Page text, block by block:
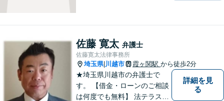
顔や笑顔、感謝のお言葉が私
の喜びです。お困りの際はお
早めにご相談ください！【完
全個室対応】
佐藤 寛太 弁護士
佐藤寛太法律事務所
埼玉県| 川越市 霞ヶ関駅 から徒歩2分
★埼玉県川越市の弁護士で
す。 【借金・ローンのご相談
は何度でも無料】 法テラス契
詳細を見
る